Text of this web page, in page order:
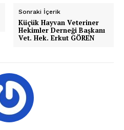
Sonraki İçerik
Küçük Hayvan Veteriner
Hekimler Derneği Başkanı
Vet. Hek. Erkut GÖREN